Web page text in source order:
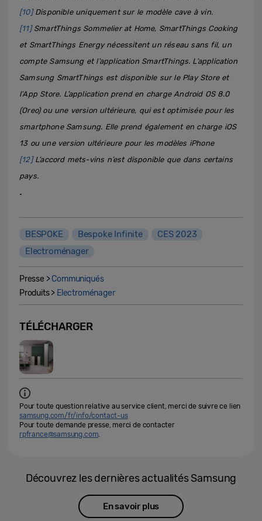
[10]Disponible uniquement sur le modèle cave à vin.
[11]SmartThings Sommelier at Home, SmartThings Cooking
et SmartThings Energy nécessitent un réseau sans fil, un
compte Samsung et l’application SmartThings. L’application
Samsung SmartThings est disponible sur le Play Store et
l’App Store. L’application prend en charge Android OS 8.0
(Oreo) ou une version ultérieure, qui est optimisée pour les
smartphone Samsung. Elle prend également en charge iOS
13 ou une version ultérieure pour les modèles iPhone
[12]L’accord mets-vins n’est disponible que dans certains
pays.
.
BESPOKE Bespoke Infinite
CES 2023
Electroménager
Presse >Communiqués
Produits > Electroménager
TÉLÉCHARGER
Pour toute question relative au service client, merci de suivre ce lien
samsung.com/fr/info/contact-us
Pour toute demande presse, merci de contacter
rpfrance@samsung.com.
Découvrez les dernières actualités Samsung
En savoir plus